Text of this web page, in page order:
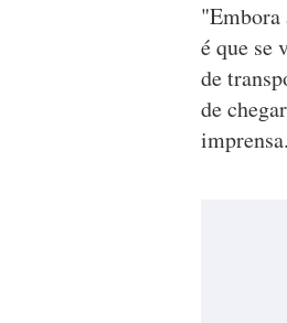
"Embora
é que se
de
de
imprensa.